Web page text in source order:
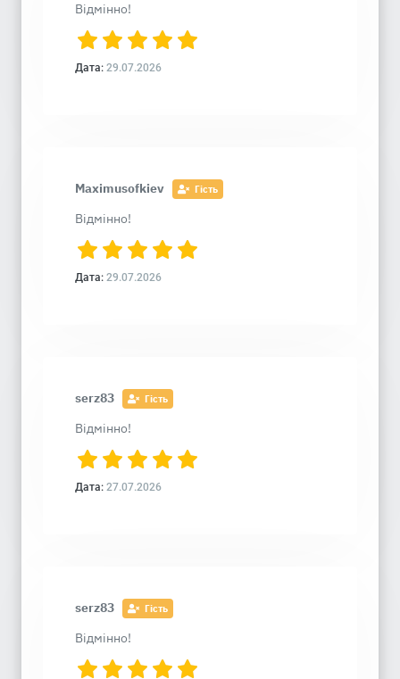
Відмінно!
Дата: 29.07.2026
Maximusofkiev Гість
Відмінно!
Дата: 29.07.2026
serz83 Гість
Відмінно!
Дата: 27.07.2026
serz83 Гість
Відмінно!